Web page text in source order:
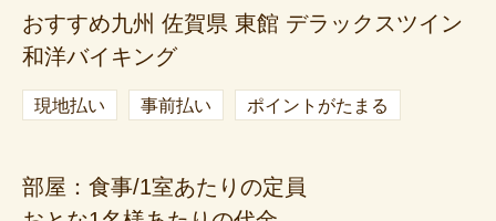
おすすめ九州 佐賀県 東館 デラックスツイン
和洋バイキング
現地払い 事前払い ポイントがたまる
部屋：食事/1室あたりの定員